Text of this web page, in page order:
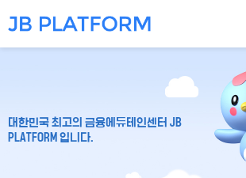
대한민국 최고의 금융에듀테인센터 JB
PLATFORM 입니다.